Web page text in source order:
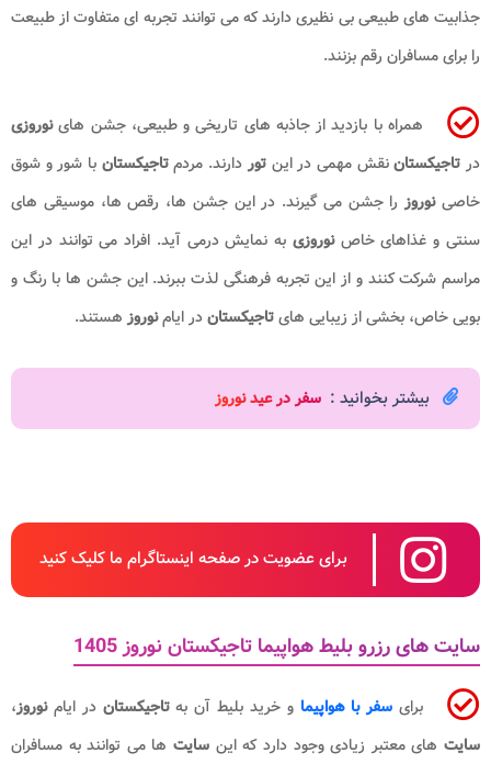
جذابیت های طبیعی بی نظیری دارند که می توانند تجربه ای متفاوت از طبیعت
را برای مسافران رقم بزنند.
همراه با بازدید از جاذبه های تاریخی و طبیعی، جشن هاینوروزی
در تاجیکستاننقش مهمی در اینتوردارند. مردمتاجیکستان با شور و شوق
خاصینوروز را جشن می گیرند. در این جشن ها، رقص ها، موسیقی های
سنتی و غذاهای خاصنوروزی به نمایش درمی آید. افراد می توانند در این
مراسم شرکت کنند و از این تجربه فرهنگی لذت ببرند. این جشن ها با رنگ و
بویی خاص، بخشی از زیبایی هایتاجیکستاندر ایامنوروزهستند.
بیشتر بخوانید : سفر در عید نوروز
برای عضویت در صفحه اینستاگرام ما کلیک کنید
سایت های رزرو بلیط هواپیما تاجیکستان نوروز 1405
برای سفر با هواپیما و خرید بلیط آن بهتاجیکستاندر ایامنوروز،
سایت های معتبر زیادی وجود دارد که این سایت ها می توانند به مسافران